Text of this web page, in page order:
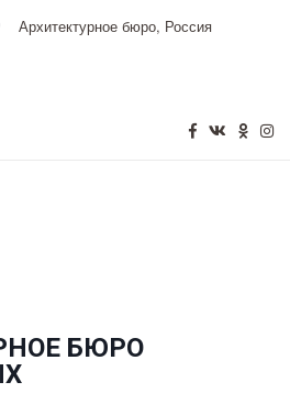
Архитектурное бюро, Россия
БЮРО